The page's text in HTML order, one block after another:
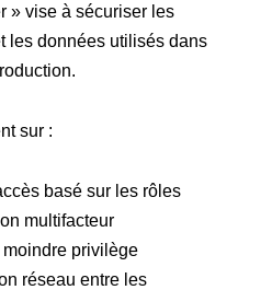
» vise à sécuriser les
les données utilisés dans
sur :
basé sur les rôles
multifacteur
moindre privilège
réseau entre les